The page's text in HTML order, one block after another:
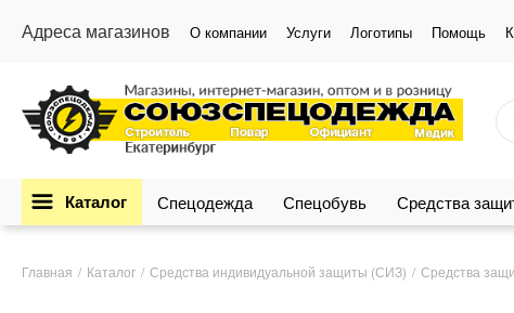
Адреса магазинов О компании Услуги Логотипы Помощь
Каталог Спецодежда Спецобувь Средства
Главная Каталог Средства индивидуальной защиты (СИЗ) Средства